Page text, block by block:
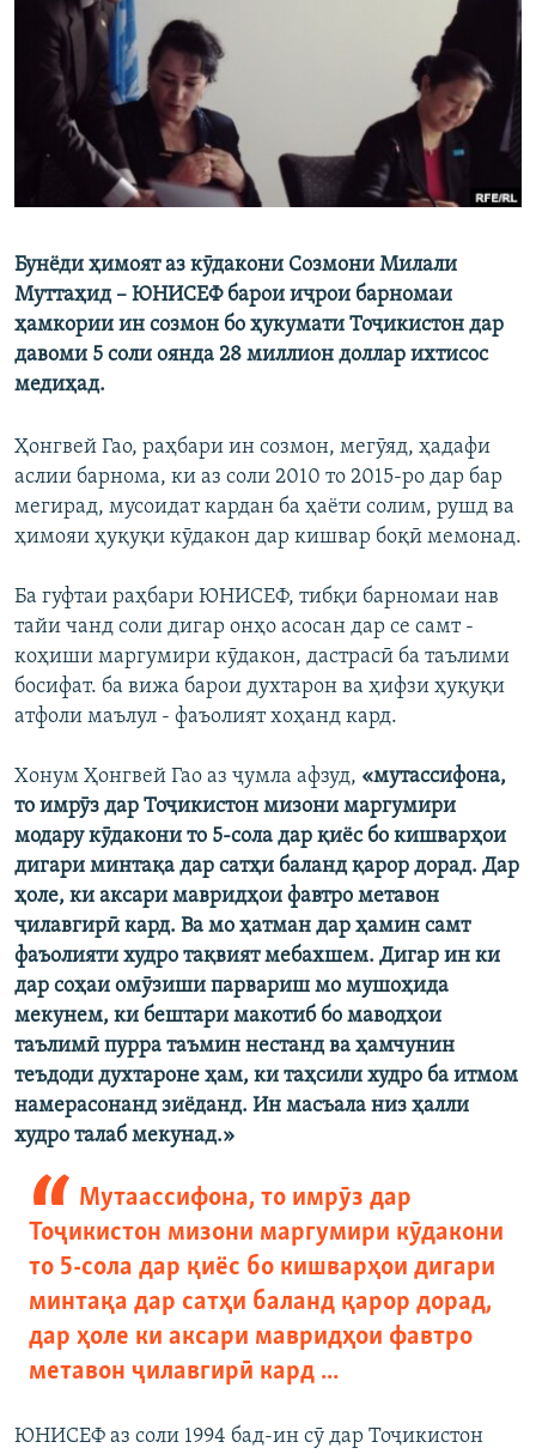
ГУЗОРИШҲОИ РАДИОӢ
Русский
ПАЙГИРӢ КУНЕД
Ҳамаи сомонаҳои RFE/RL
Бунёди ҳимоят аз кӯдакони Созмони Милали
Муттаҳид – ЮНИСЕФ барои иҷрои барномаи
ҳамкории ин созмон бо ҳукумати Тоҷикистон дар
давоми 5 соли оянда 28 миллион доллар ихтисос
медиҳад.
Ҳонгвей Гао, раҳбари ин созмон, мегӯяд, ҳадафи
аслии барнома, ки аз соли 2010 то 2015-ро дар бар
мегирад, мусоидат кардан ба ҳаёти солим, рушд ва
ҳимояи ҳуқуқи кӯдакон дар кишвар боқӣ мемонад.
Ба гуфтаи раҳбари ЮНИСЕФ, тибқи барномаи нав
тайи чанд соли дигар онҳо асосан дар се самт -
коҳиши маргумири кӯдакон, дастрасӣ ба таълими
босифат. ба вижа барои духтарон ва ҳифзи ҳуқуқи
атфоли маълул - фаъолият хоҳанд кард.
Хонум Ҳонгвей Гао аз ҷумла афзуд, «мутассифона,
то имрӯз дар Тоҷикистон мизони маргумири
модару кӯдакони то 5-сола дар қиёс бо кишварҳои
дигари минтақа дар сатҳи баланд қарор дорад. Дар
ҳоле, ки аксари мавридҳои фавтро метавон
ҷилавгирӣ кард. Ва мо ҳатман дар ҳамин самт
фаъолияти худро тақвият мебахшем. Дигар ин ки
дар соҳаи омӯзиши парвариш мо мушоҳида
мекунем, ки бештари макотиб бо маводҳои
таълимӣ пурра таъмин нестанд ва ҳамчунин
теъдоди духтароне ҳам, ки таҳсили худро ба итмом
намерасонанд зиёданд. Ин масъала низ ҳалли
худро талаб мекунад.»
Мутаассифона, то имрӯз дар
Тоҷикистон мизони маргумири кӯдакони
то 5-сола дар қиёс бо кишварҳои дигари
минтақа дар сатҳи баланд қарор дорад,
дар ҳоле ки аксари мавридҳои фавтро
метавон ҷилавгирӣ кард ...
ЮНИСЕФ аз соли 1994 бад-ин сӯ дар Тоҷикистон